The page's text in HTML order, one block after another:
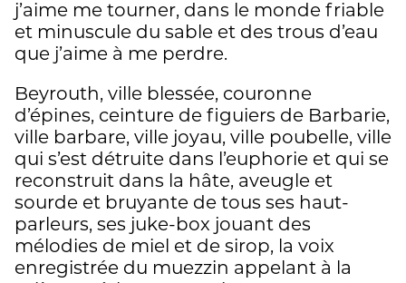
j’aime me tourner, dans le monde friable
et minuscule du sable et des trous d’eau
que j’aime à me perdre.
Beyrouth, ville blessée, couronne
d’épines, ceinture de figuiers de Barbarie,
ville barbare, ville joyau, ville poubelle, ville
qui s’est détruite dans l’euphorie et qui se
reconstruit dans la hâte, aveugle et
sourde et bruyante de tous ses haut-
parleurs, ses juke-box jouant des
mélodies de miel et de sirop, la voix
enregistrée du muezzin appelant à la